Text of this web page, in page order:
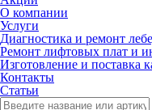
О компании
Услуги
Диагностика и ремонт
Ремонт лифтовых плат и
Изготовление и поставка
Контакты
Статьи